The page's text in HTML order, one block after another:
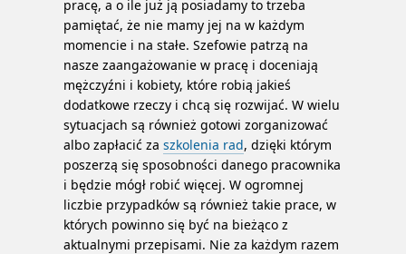
pracę, a o ile już ją posiadamy to trzeba
pamiętać, że nie mamy jej na w każdym
momencie i na stałe. Szefowie patrzą na
nasze zaangażowanie w pracę i doceniają
mężczyźni i kobiety, które robią jakieś
dodatkowe rzeczy i chcą się rozwijać. W wielu
sytuacjach są również gotowi zorganizować
albo zapłacić za szkolenia rad, dzięki którym
poszerzą się sposobności danego pracownika
i będzie mógł robić więcej. W ogromnej
liczbie przypadków są również takie prace, w
których powinno się być na bieżąco z
aktualnymi przepisami. Nie za każdym razem